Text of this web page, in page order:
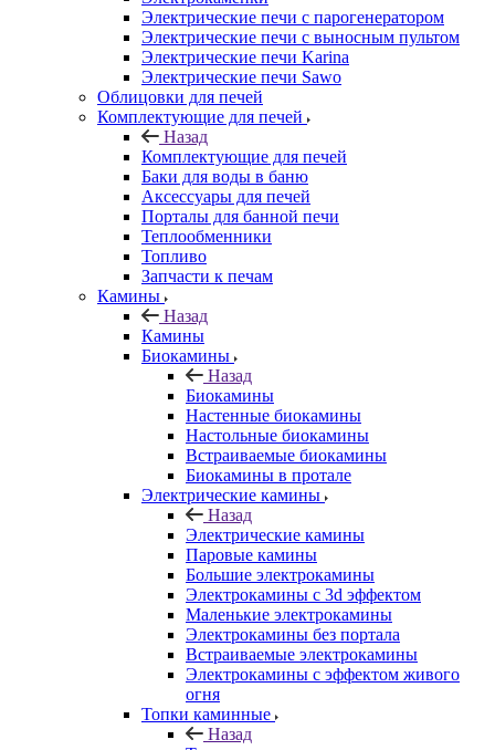
Электрические печи с парогенератором
Электрические печи с выносным пультом
Электрические печи Karina
Электрические печи Sawo
Облицовки для печей
Комплектующие для печей
Назад
Комплектующие для печей
Баки для воды в баню
Аксессуары для печей
Порталы для банной печи
Теплообменники
Топливо
Запчасти к печам
Камины
Назад
Камины
Биокамины
Назад
Биокамины
Настенные биокамины
Настольные биокамины
Встраиваемые биокамины
Биокамины в протале
Электрические камины
Назад
Электрические камины
Паровые камины
Большие электрокамины
Электрокамины с 3d эффектом
Маленькие электрокамины
Электрокамины без портала
Встраиваемые электрокамины
Электрокамины с эффектом живого
огня
Топки каминные
Назад